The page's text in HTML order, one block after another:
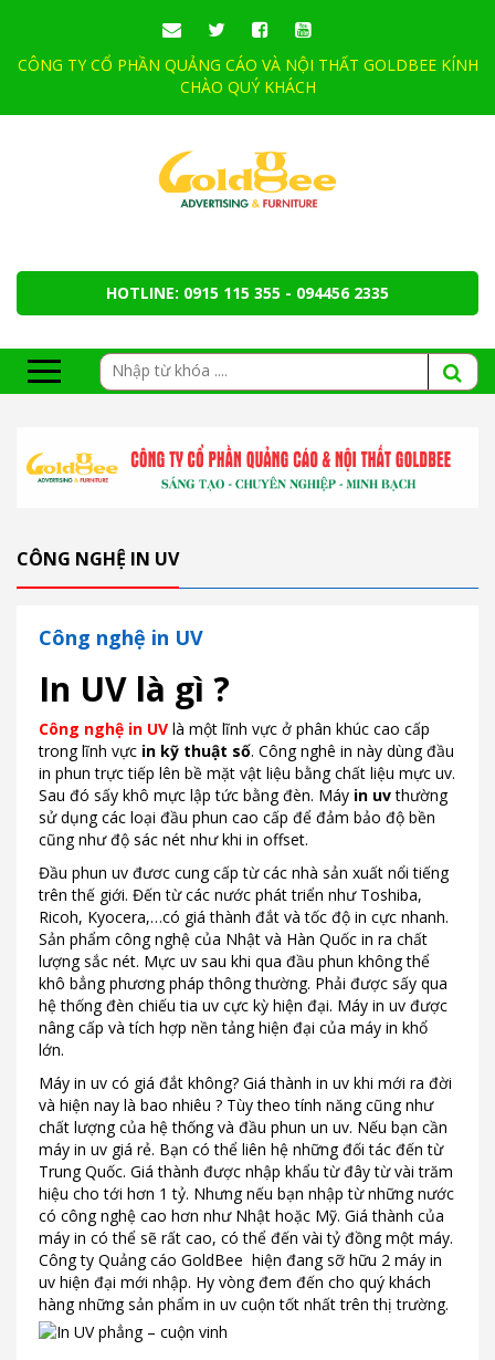
CÔNG TY CỔ PHẦN QUẢNG CÁO VÀ NỘI THẤT GOLDBEE KÍNH
CHÀO QUÝ KHÁCH
HOTLINE: 0915 115 355 - 094456 2335
CÔNG NGHỆ IN UV
Công nghệ in UV
In UV là gì ?
Công nghệ in UV là một lĩnh vực ở phân khúc cao cấp
trong lĩnh vực in kỹ thuật số. Công nghê in này dùng đầu
in phun trực tiếp lên bề mặt vật liệu bằng chất liệu mực uv.
Sau đó sấy khô mực lập tức bằng đèn. Máy in uvthường
sử dụng các loại đầu phun cao cấp để đảm bảo độ bền
cũng như độ sác nét như khi in offset.
Đầu phun uv đươc cung cấp từ các nhà sản xuất nổi tiếng
trên thế giới. Đến từ các nước phát triển như Toshiba,
Ricoh, Kyocera,…có giá thành đắt và tốc độ in cực nhanh.
Sản phẩm công nghệ của Nhật và Hàn Quốc in ra chất
lượng sắc nét. Mực uv sau khi qua đầu phun không thể
khô bẳng phương pháp thông thường. Phải được sấy qua
hệ thống đèn chiếu tia uv cực kỳ hiện đại. Máy in uv được
nâng cấp và tích hợp nền tảng hiện đại của máy in khổ
lớn.
Máy in uv có giá đắt không? Giá thành in uv khi mới ra đời
và hiện nay là bao nhiêu ? Tùy theo tính năng cũng như
chất lượng của hệ thống và đầu phun un uv. Nếu bạn cần
máy in uv giá rẻ. Bạn có thể liên hệ những đối tác đến từ
Trung Quốc. Giá thành được nhập khẩu từ đây từ vài trăm
hiệu cho tới hơn 1 tỷ. Nhưng nếu bạn nhập từ những nước
có công nghệ cao hơn như Nhật hoặc Mỹ. Giá thành của
máy in có thể sẽ rất cao, có thể đến vài tỷ đồng một máy.
Công ty Quảng cáo GoldBee hiện đang sỡ hữu 2 máy in
uv hiện đại mới nhập. Hy vòng đem đến cho quý khách
hàng những sản phẩm in uv cuộn tốt nhất trên thị trường.